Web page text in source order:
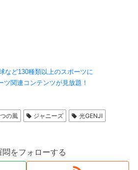
など130種類以上のスポーツに
ツ関連コンテンツが見放題！
の風 ジャニーズ
光GENJI
悶をフォローする